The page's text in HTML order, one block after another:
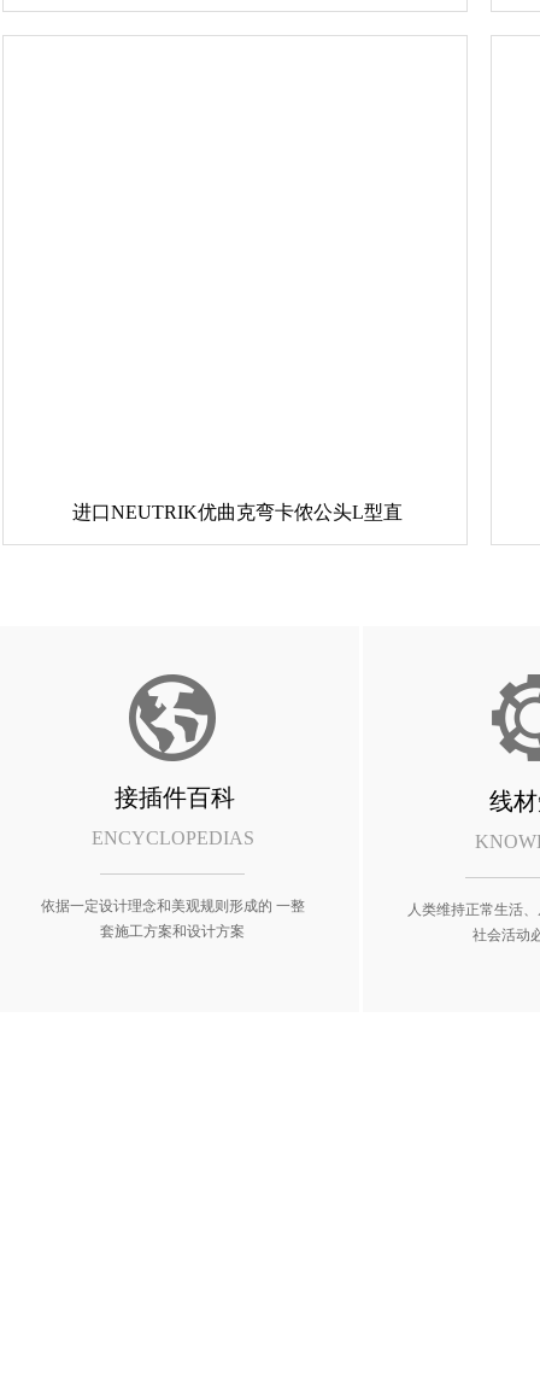
进口NEUTRIK优曲克弯卡侬公头L型直
ENCYCLOPEDIAS
人类维持正常生活
社会活动
线
依据一定设计理念和美观规则形成的 一整
套施工方案和设计方案
接插件百科